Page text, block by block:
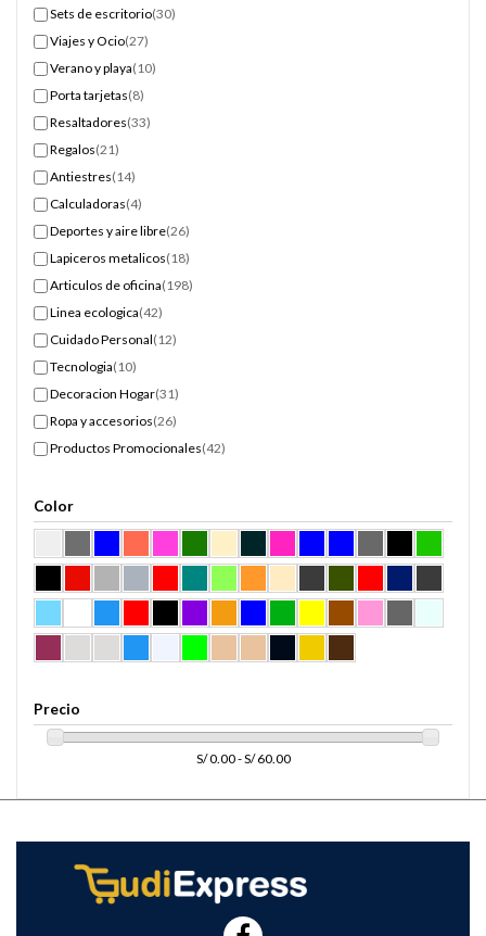
Sets de escritorio(30)
Viajes y Ocio(27)
Verano y playa(10)
Porta tarjetas(8)
Resaltadores(33)
Regalos(21)
Antiestres(14)
Calculadoras(4)
Deportes y aire libre(26)
Lapiceros metalicos(18)
Articulos de oficina(198)
Linea ecologica(42)
Cuidado Personal(12)
Tecnologia(10)
Decoracion Hogar(31)
Ropa y accesorios(26)
Productos Promocionales(42)
Color
Precio
S/ 0.00 - S/ 60.00